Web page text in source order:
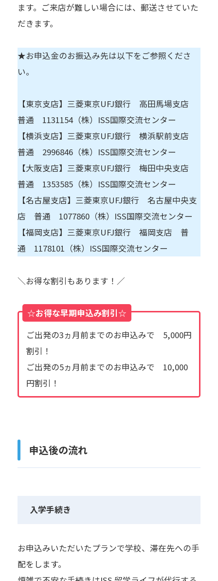
ます。ご来店が難しい場合には、郵送させていた
だきます。
★お申込金のお振込み先は以下をご参照くださ
い。
【東京支店】三菱東京UFJ銀行 高田馬場支店
普通 1131154（株）ISS国際交流センター
【横浜支店】三菱東京UFJ銀行 横浜駅前支店
普通 2996846（株）ISS国際交流センター
【大阪支店】三菱東京UFJ銀行 梅田中央支店
普通 1353585（株）ISS国際交流センター
【名古屋支店】三菱東京UFJ銀行 名古屋中央支
店 普通 1077860（株）ISS国際交流センター
【福岡支店】三菱東京UFJ銀行 福岡支店 普
通 1178101（株）ISS国際交流センター
＼お得な割引もあります！／
☆お得な早期申込み割引☆
ご出発の3ヵ月前までのお申込みで 5,000円
割引！
ご出発の5ヵ月前までのお申込みで 10,000
円割引！
申込後の流れ
入学手続き
お申込みいただいたプランで学校、滞在先への手
配をします。